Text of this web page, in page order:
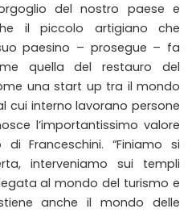
del nostro paese e
il piccolo artigiano che
paesino – prosegue – fa
quella del restauro del
una start up tra il mondo
cui interno lavorano persone
l’importantissimo valore
Franceschini. “Finiamo si
interveniamo sui templi
al mondo del turismo e
anche il mondo delle